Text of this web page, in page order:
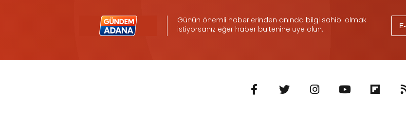
Günün önemli haberlerinden anında bilgi sahibi olmak
istiyorsanız eğer haber bültenine üye olun.